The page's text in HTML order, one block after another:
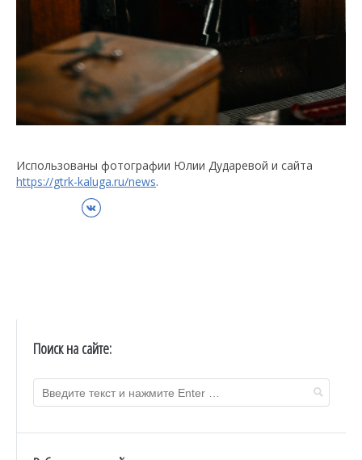
Использованы фотографии Юлии Дударевой и сайта
https://gtrk-kaluga.ru/news.
ВКонтакте
Поиск на сайте: